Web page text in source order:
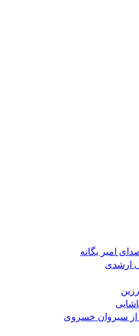
امیر یگانه
ارشدی
سیروان خسروی